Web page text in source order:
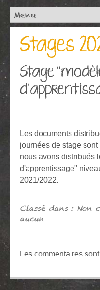
Stages
Stage
Les documents
journées de stage
nous avons distribués
d'apprentissage"
2021/2022.
Classé dans : Non
aucun
Les commentaires